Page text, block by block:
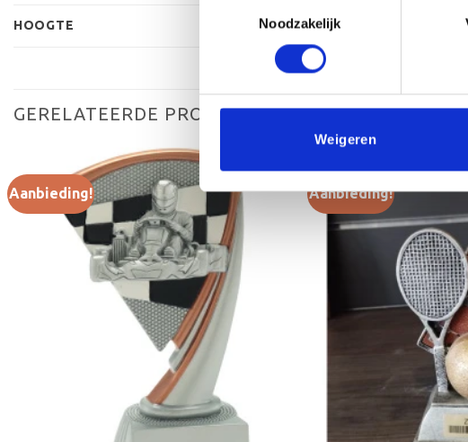
Noodzakelijk
Weigeren
HOOGTE
GERELATEERDE PRODUCTEN
Aanbieding!
Toevoegen
verlanglijst
Aanbieding!